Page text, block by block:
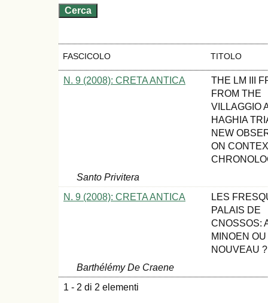
FASCICOLO TITOLO
N. 9 (2008): CRETA ANTICA
THE LM III
FROM THE
VILLAGGIO
HAGHIA
NEW
ON
Santo Privitera
N. 9 (2008): CRETA ANTICA
LES
PALAIS DE
CNOSSOS:
MINOEN
NOUVEAU ?
Barthélémy De Craene
1 - 2 di 2 elementi